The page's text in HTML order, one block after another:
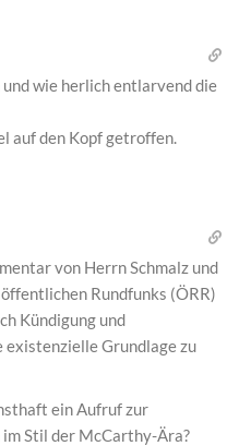
wie herlich entlarvend die
auf den Kopf getroffen.
von Herrn Schmalz und
Rundfunks (ÖRR)
Kündigung und
Grundlage zu
ein Aufruf zur
Stil der McCarthy-Ära?